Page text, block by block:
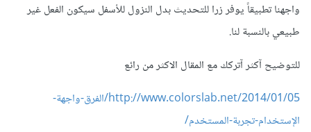
واجهنا تطبيقاً يوفر زرا للتحديث بدل النزول للأسفل سيكون الفعل غير
طبيعي بالنسبة لنا.
للتوضيح آكثر آتركك مع المقال الاكثر من رائع
http://www.colorslab.net/2014/01/05/الفرق-واجهة-
الإستخدام-تجربة-المستخدم/